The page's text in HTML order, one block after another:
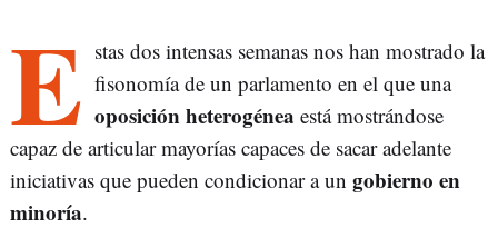
E stas dos intensas semanas nos han mostrado la
fisonomía de un parlamento en el que una
oposición heterogénea está mostrándose
capaz de articular mayorías capaces de sacar adelante
iniciativas que pueden condicionar a un gobierno en
minoría.